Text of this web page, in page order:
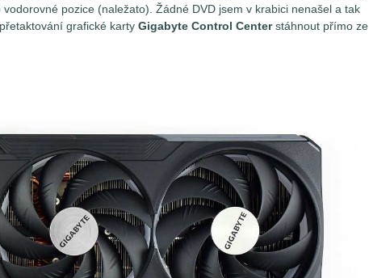
pozice (naležato). Žádné DVD jsem v krabici nenašel a tak
grafické karty Gigabyte Control Centerstáhnout přímo ze